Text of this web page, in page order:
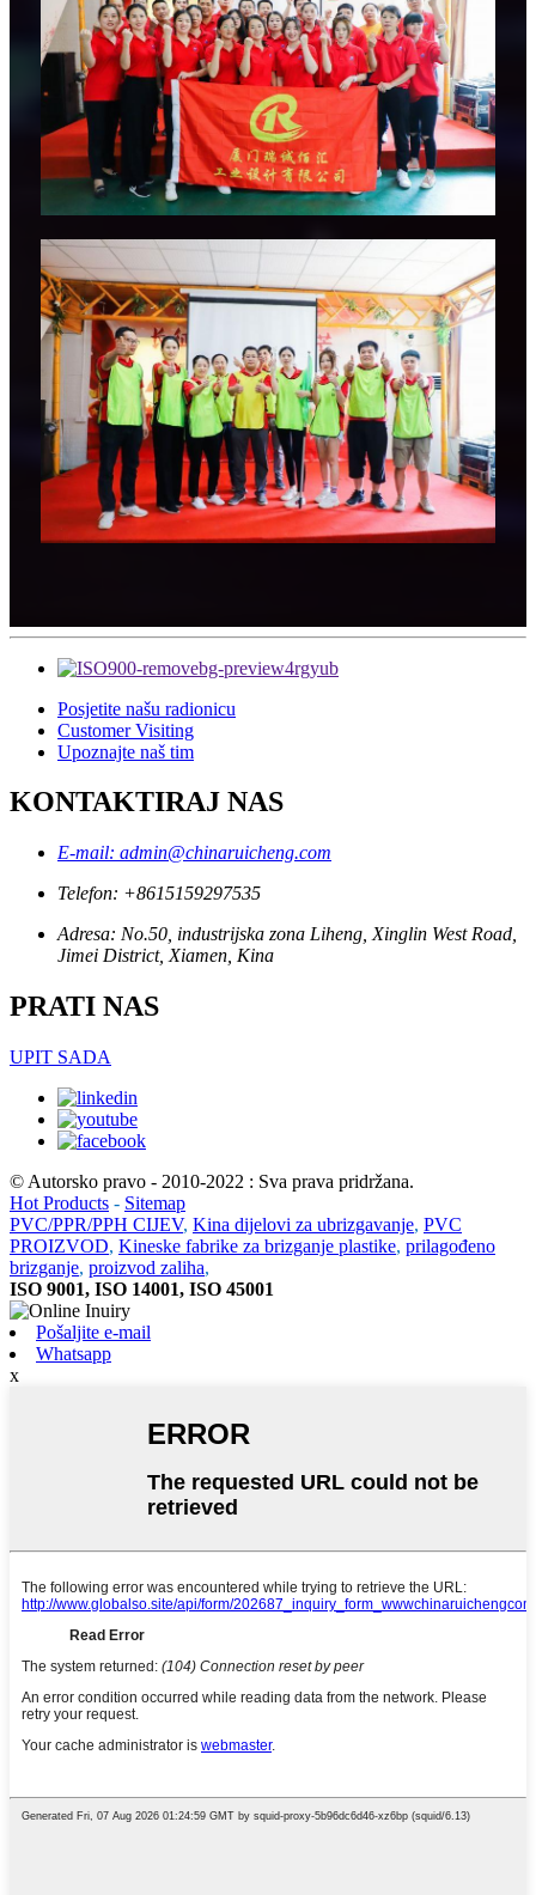
Posjetite našu radionicu
Customer Visiting
Upoznajte naš tim
KONTAKTIRAJ NAS
E-mail: admin@chinaruicheng.com
Telefon: +8615159297535
Adresa: No.50, industrijska zona Liheng, Xinglin West Road,
Jimei District, Xiamen, Kina
PRATI NAS
UPIT SADA
© Autorsko pravo - 2010-2022 : Sva prava pridržana.
Hot Products - Sitemap
PVC/PPR/PPH CIJEV, Kina dijelovi za ubrizgavanje, PVC
PROIZVOD, Kineske fabrike za brizganje plastike, prilagođeno
brizganje, proizvod zaliha,
ISO 9001, ISO 14001, ISO 45001
Pošaljite e-mail
Whatsapp
x